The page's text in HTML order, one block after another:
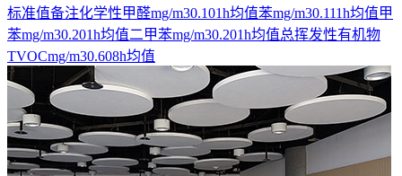
标准值备注化学性甲醛mg/m30.101h均值苯mg/m30.111h均值甲
苯mg/m30.201h均值二甲苯mg/m30.201h均值总挥发性有机物
TVOCmg/m30.608h均值